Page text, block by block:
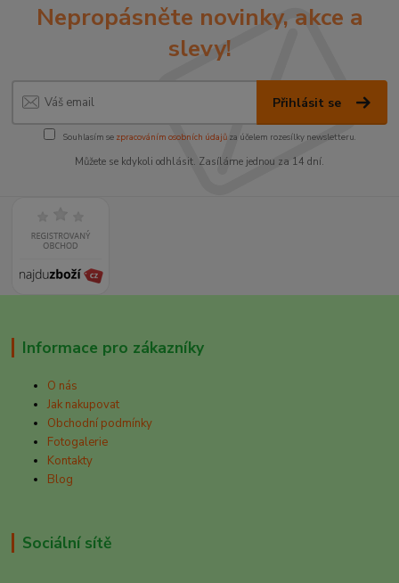
Nepropásněte novinky, akce a
slevy!
Přihlásit se
Souhlasím se zpracováním osobních údajůza účelem rozesílky newsletteru.
Můžete se kdykoli odhlásit. Zasíláme jednou za 14 dní.
Informace pro zákazníky
O nás
Jak nakupovat
Obchodní podmínky
Fotogalerie
Kontakty
Blog
Sociální sítě